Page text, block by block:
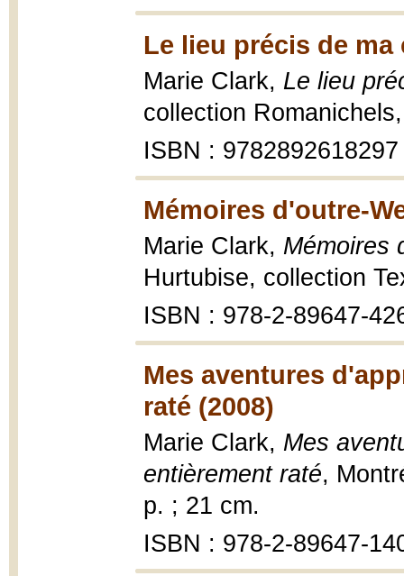
Le lieu précis de ma
Marie Clark, Le lieu
collection
ISBN : 9782892618297
Mémoires d'outre-
Marie Clark, Mémoires
Hurtubise, collection
ISBN : 978-2-89647-
Mes aventures
raté (2008)
Marie Clark, Mes
entièrement raté,
p. ; 21 cm.
ISBN : 978-2-89647-